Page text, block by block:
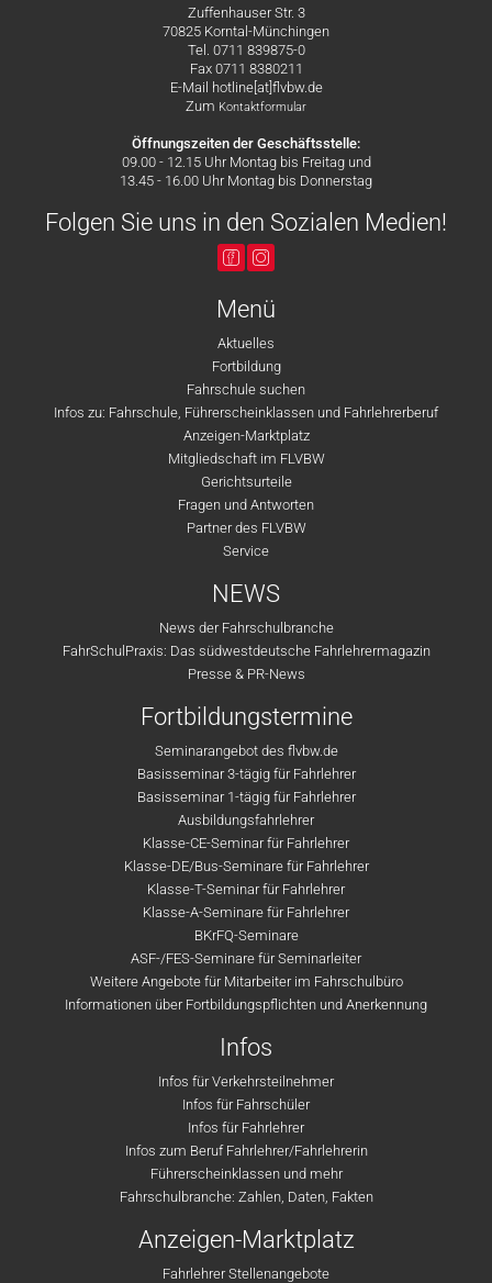
Zuffenhauser Str. 3
70825 Korntal-Münchingen
Tel. 0711 839875-0
Fax 0711 8380211
E-Mail hotline[at]flvbw.de
Zum Kontaktformular
Öffnungszeiten der Geschäftsstelle:
09.00 - 12.15 Uhr Montag bis Freitag und
13.45 - 16.00 Uhr Montag bis Donnerstag
Folgen Sie uns in den Sozialen Medien!
Menü
Aktuelles
Fortbildung
Fahrschule suchen
Infos zu: Fahrschule, Führerscheinklassen und Fahrlehrerberuf
Anzeigen-Marktplatz
Mitgliedschaft im FLVBW
Gerichtsurteile
Fragen und Antworten
Partner des FLVBW
Service
NEWS
News der Fahrschulbranche
FahrSchulPraxis: Das südwestdeutsche Fahrlehrermagazin
Presse & PR-News
Fortbildungstermine
Seminarangebot des flvbw.de
Basisseminar 3-tägig für Fahrlehrer
Basisseminar 1-tägig für Fahrlehrer
Ausbildungsfahrlehrer
Klasse-CE-Seminar für Fahrlehrer
Klasse-DE/Bus-Seminare für Fahrlehrer
Klasse-T-Seminar für Fahrlehrer
Klasse-A-Seminare für Fahrlehrer
BKrFQ-Seminare
ASF-/FES-Seminare für Seminarleiter
Weitere Angebote für Mitarbeiter im Fahrschulbüro
Informationen über Fortbildungspflichten und Anerkennung
Infos
Infos für Verkehrsteilnehmer
Infos für Fahrschüler
Infos für Fahrlehrer
Infos zum Beruf Fahrlehrer/Fahrlehrerin
Führerscheinklassen und mehr
Fahrschulbranche: Zahlen, Daten, Fakten
Anzeigen-Marktplatz
Fahrlehrer Stellenangebote